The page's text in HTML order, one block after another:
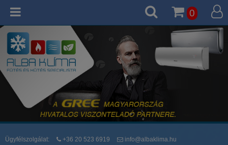
0
Ügyfélszolgálat: +36 20 523 6919 info@albaklima.hu